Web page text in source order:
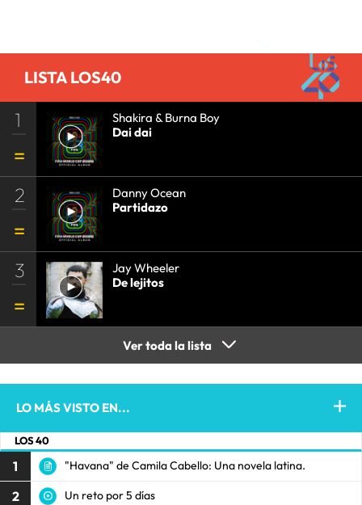
LISTA LOS40
1
Shakira & Burna Boy
Dai dai
2
Danny Ocean
Partidazo
3
Jay Wheeler
De lejitos
Ver toda la lista
LO MÁS VISTO EN...
LOS 40
1 "Havana" de Camila Cabello: Una novela latina.
2 Un reto por 5 días